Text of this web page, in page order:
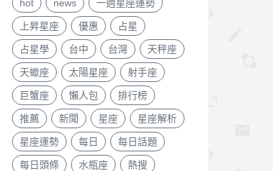
hot news 一週星座運勢
上昇星座 優惠 占星
占星學 台中 台灣 天秤座
天蠍座 太陽星座 射手座
巨蟹座 懶人包 排行榜
推薦 新聞 星座 星座解析
星座運勢 每日 每日話題
每日頭條 水瓶座 熱搜